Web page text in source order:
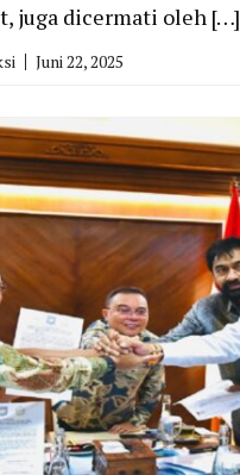
juga dicermati oleh […]
Juni 22, 2025